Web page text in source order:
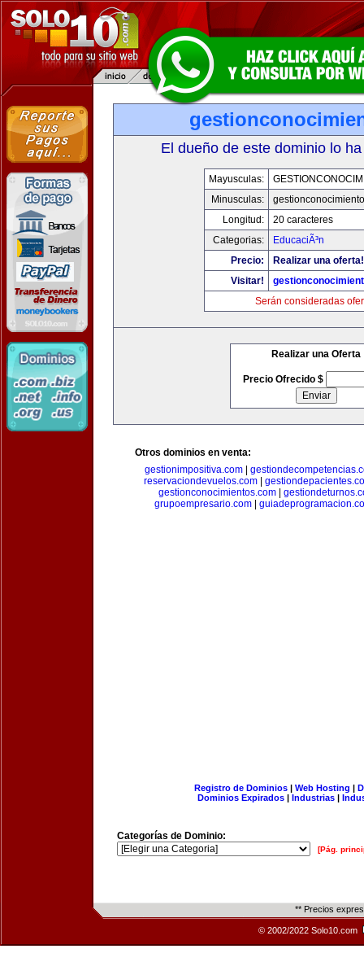
El dueño de este dominio lo
Mayusculas:
Minusculas:
Longitud:
20 caracteres
Categorias:
EducaciÃ³n
Precio:
Realizar una oferta!
Visitar!
Serán consideradas
Realizar una Oferta
Precio Ofrecido $
Otros dominios en venta:
gestionimpositiva.com
reservaciondevuelos.com
gestionconocimientos.com
grupoempresario.com|
Registro de Dominios| Web Hosting |
Dominios Expirados | Industrias |
Categorías de Dominio:
[Pág.
** Precios
© 2002/2022 Solo10.com